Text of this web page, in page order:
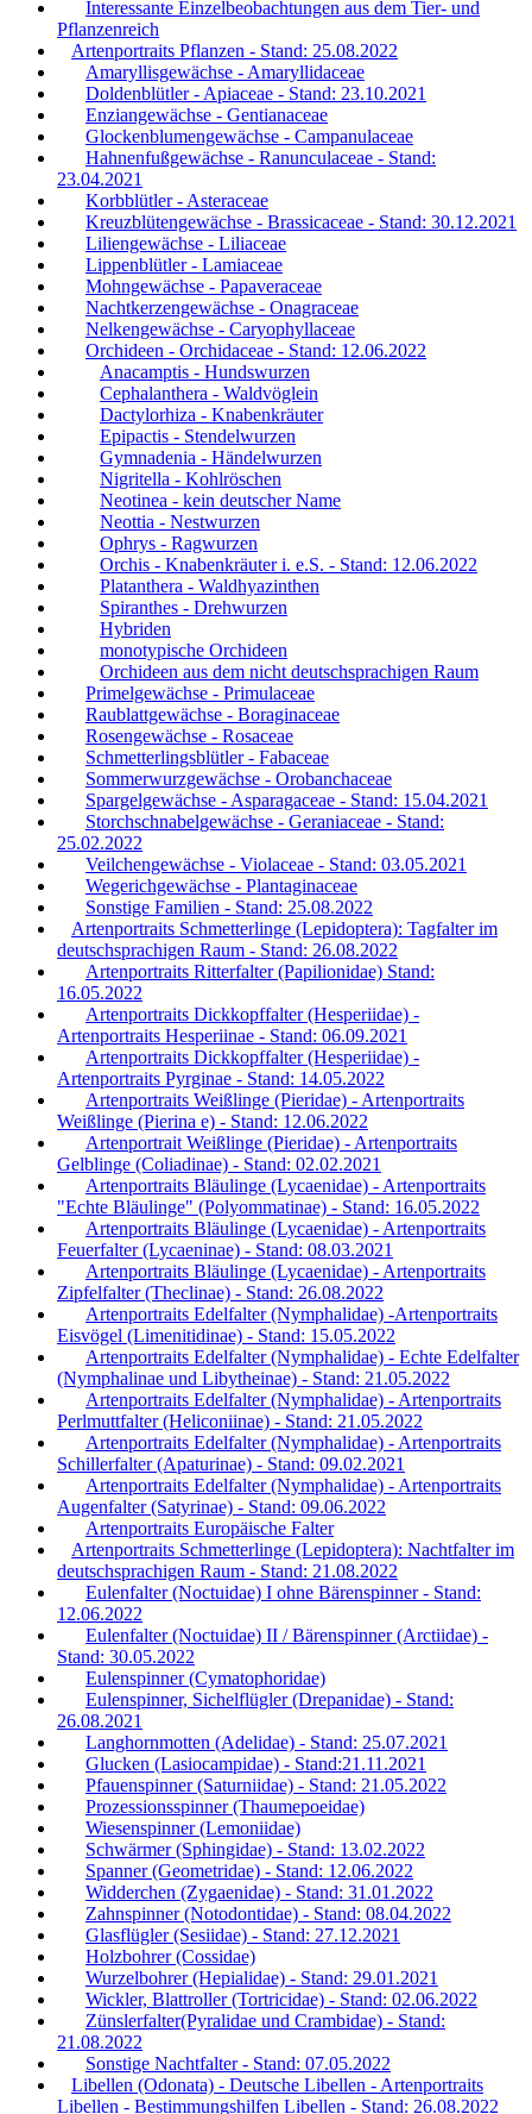
Interessante Einzelbeobachtungen aus dem Tier- und
Pflanzenreich
Artenportraits Pflanzen - Stand: 25.08.2022
Amaryllisgewächse - Amaryllidaceae
Doldenblütler - Apiaceae - Stand: 23.10.2021
Enziangewächse - Gentianaceae
Glockenblumengewächse - Campanulaceae
Hahnenfußgewächse - Ranunculaceae - Stand:
23.04.2021
Korbblütler - Asteraceae
Kreuzblütengewächse - Brassicaceae - Stand: 30.12.2021
Liliengewächse - Liliaceae
Lippenblütler - Lamiaceae
Mohngewächse - Papaveraceae
Nachtkerzengewächse - Onagraceae
Nelkengewächse - Caryophyllaceae
Orchideen - Orchidaceae - Stand: 12.06.2022
Anacamptis - Hundswurzen
Cephalanthera - Waldvöglein
Dactylorhiza - Knabenkräuter
Epipactis - Stendelwurzen
Gymnadenia - Händelwurzen
Nigritella - Kohlröschen
Neotinea - kein deutscher Name
Neottia - Nestwurzen
Ophrys - Ragwurzen
Orchis - Knabenkräuter i. e.S. - Stand: 12.06.2022
Platanthera - Waldhyazinthen
Spiranthes - Drehwurzen
Hybriden
monotypische Orchideen
Orchideen aus dem nicht deutschsprachigen Raum
Primelgewächse - Primulaceae
Raublattgewächse - Boraginaceae
Rosengewächse - Rosaceae
Schmetterlingsblütler - Fabaceae
Sommerwurzgewächse - Orobanchaceae
Spargelgewächse - Asparagaceae - Stand: 15.04.2021
Storchschnabelgewächse - Geraniaceae - Stand:
25.02.2022
Veilchengewächse - Violaceae - Stand: 03.05.2021
Wegerichgewächse - Plantaginaceae
Sonstige Familien - Stand: 25.08.2022
Artenportraits Schmetterlinge (Lepidoptera): Tagfalter im
deutschsprachigen Raum - Stand: 26.08.2022
Artenportraits Ritterfalter (Papilionidae) Stand:
16.05.2022
Artenportraits Dickkopffalter (Hesperiidae) -
Artenportraits Hesperiinae - Stand: 06.09.2021
Artenportraits Dickkopffalter (Hesperiidae) -
Artenportraits Pyrginae - Stand: 14.05.2022
Artenportraits Weißlinge (Pieridae) - Artenportraits
Weißlinge (Pierina e) - Stand: 12.06.2022
Artenportrait Weißlinge (Pieridae) - Artenportraits
Gelblinge (Coliadinae) - Stand: 02.02.2021
Artenportraits Bläulinge (Lycaenidae) - Artenportraits
"Echte Bläulinge" (Polyommatinae) - Stand: 16.05.2022
Artenportraits Bläulinge (Lycaenidae) - Artenportraits
Feuerfalter (Lycaeninae) - Stand: 08.03.2021
Artenportraits Bläulinge (Lycaenidae) - Artenportraits
Zipfelfalter (Theclinae) - Stand: 26.08.2022
Artenportraits Edelfalter (Nymphalidae) -Artenportraits
Eisvögel (Limenitidinae) - Stand: 15.05.2022
Artenportraits Edelfalter (Nymphalidae) - Echte Edelfalter
(Nymphalinae und Libytheinae) - Stand: 21.05.2022
Artenportraits Edelfalter (Nymphalidae) - Artenportraits
Perlmuttfalter (Heliconiinae) - Stand: 21.05.2022
Artenportraits Edelfalter (Nymphalidae) - Artenportraits
Schillerfalter (Apaturinae) - Stand: 09.02.2021
Artenportraits Edelfalter (Nymphalidae) - Artenportraits
Augenfalter (Satyrinae) - Stand: 09.06.2022
Artenportraits Europäische Falter
Artenportraits Schmetterlinge (Lepidoptera): Nachtfalter im
deutschsprachigen Raum - Stand: 21.08.2022
Eulenfalter (Noctuidae) I ohne Bärenspinner - Stand:
12.06.2022
Eulenfalter (Noctuidae) II / Bärenspinner (Arctiidae) -
Stand: 30.05.2022
Eulenspinner (Cymatophoridae)
Eulenspinner, Sichelflügler (Drepanidae) - Stand:
26.08.2021
Langhornmotten (Adelidae) - Stand: 25.07.2021
Glucken (Lasiocampidae) - Stand:21.11.2021
Pfauenspinner (Saturniidae) - Stand: 21.05.2022
Prozessionsspinner (Thaumepoeidae)
Wiesenspinner (Lemoniidae)
Schwärmer (Sphingidae) - Stand: 13.02.2022
Spanner (Geometridae) - Stand: 12.06.2022
Widderchen (Zygaenidae) - Stand: 31.01.2022
Zahnspinner (Notodontidae) - Stand: 08.04.2022
Glasflügler (Sesiidae) - Stand: 27.12.2021
Holzbohrer (Cossidae)
Wurzelbohrer (Hepialidae) - Stand: 29.01.2021
Wickler, Blattroller (Tortricidae) - Stand: 02.06.2022
Zünslerfalter(Pyralidae und Crambidae) - Stand:
21.08.2022
Sonstige Nachtfalter - Stand: 07.05.2022
Libellen (Odonata) - Deutsche Libellen - Artenportraits
Libellen - Bestimmungshilfen Libellen - Stand: 26.08.2022